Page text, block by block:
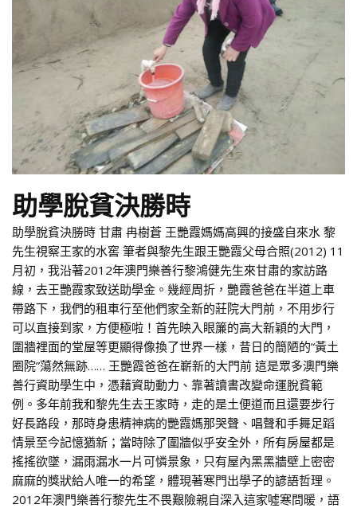
助學脫貧決勝時
助學脫貧決勝時 甘肅 冉樹蒼 王艷霞媽媽高興的接盛自來水 黎
先生視察王家的水窖 筆者與黎先生跟王艷霞父母合照(2012) 11
月初，我沿著2012年澳門樂善行黎鴻健先生來甘肅的家訪路
線，去王艷霞家致送助學金。幾經周折，艷霞爸爸在半道上車
帶路下，我們的租車行至他們家全新的莊院大門前，不用步行
可以直接到家，方便極啦！首先映入眼簾的高大新穎的大門，
圍牆裡面的堂屋等更顯得像換了世界一樣，昔日的簡陋的“黃土
圈院”蕩然無跡…… 王艷霞爸爸在嶄新的大門前 這是眾多澳門樂
善行資助學生中，憑藉資助動力、靠著讀書改變命運脫貧範
例。多年前我和黎先生去王家時，走的是土便道而且還要步行
好長路段，那時身患精神病的艷霞媽那哭聲、唱聲和手舞足蹈
情景至今記憶猶新；當時除了圍牆似乎安全外，所有房屋都是
搖搖欲墜，漏雨漏水一片可憐景象，只有屋內黑黑牆壁上密密
麻麻的獎狀給人唯一的希望，體現著寒門出學子的諺語哲理。
2012年澳門樂善行黎先生不畏艱險親自深入這家噓寒問暖，語